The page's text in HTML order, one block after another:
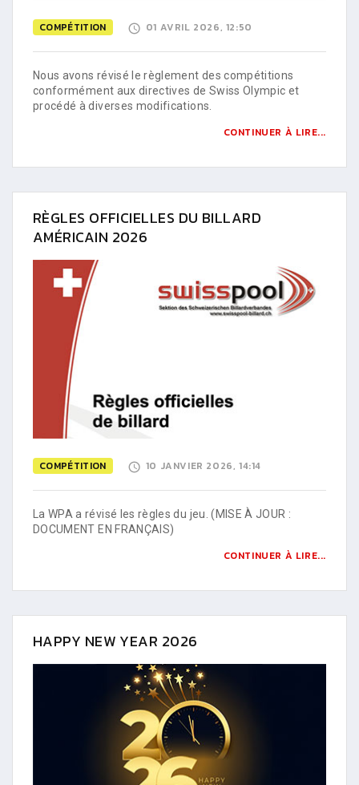
COMPÉTITION 01 AVRIL 2026, 12:50
Nous avons révisé le règlement des compétitions
conformément aux directives de Swiss Olympic et
procédé à diverses modifications.
CONTINUER À LIRE...
RÈGLES OFFICIELLES DU BILLARD
AMÉRICAIN 2026
COMPÉTITION 10 JANVIER 2026, 14:14
La WPA a révisé les règles du jeu. (MISE À JOUR :
DOCUMENT EN FRANÇAIS)
CONTINUER À LIRE...
HAPPY NEW YEAR 2026